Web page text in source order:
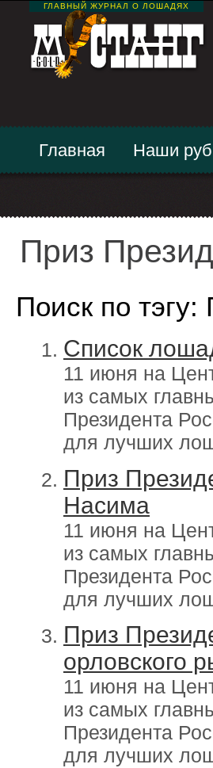
ГЛАВНЫЙ ЖУРНАЛ О ЛОШАДЯХ
Главная Наши
Приз
Поиск по
Список
11 июня на
из самых
Президента
для лучших
Приз
Насима
11 июня на
из самых
Президента
для лучших
Приз
орловского
11 июня на
из самых
Президента
для лучших